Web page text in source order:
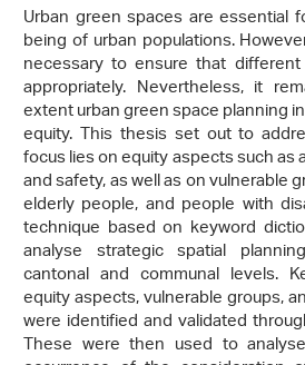
Urban green spaces are essential
being of urban populations.
necessary to ensure that
appropriately. Nevertheless, it
extent urban green space planning
equity. This thesis set out to
focus lies on equity aspects such as
and safety, as well as on vulnerable
elderly people, and people with
technique based on keyword
analyse strategic spatial
cantonal and communal levels.
equity aspects, vulnerable groups,
were identified and validated
These were then used to